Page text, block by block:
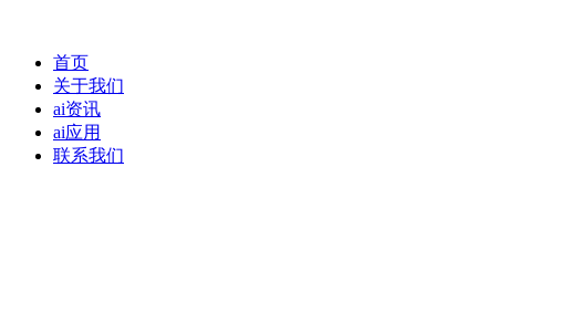
首页
关于我们
ai资讯
ai应用
联系我们